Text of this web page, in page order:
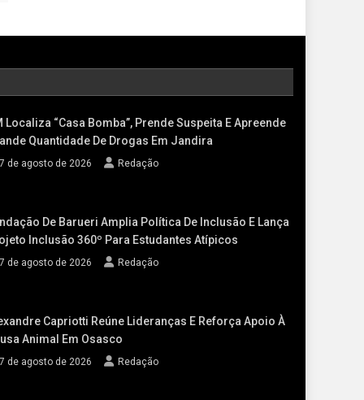
Localiza “casa Bomba”, Prende Suspeita E Apreende
Quantidade De Drogas Em Jandira
de agosto de 2026 Redação
De Barueri Amplia Política De Inclusão E Lança
Inclusão 360º Para Estudantes Atípicos
de agosto de 2026 Redação
Capriotti Reúne Lideranças E Reforça Apoio À
Animal Em Osasco
de agosto de 2026 Redação